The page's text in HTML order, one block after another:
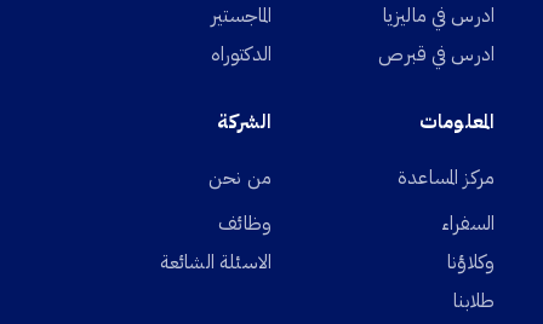
ادرس في ماليزيا
ادرس في قبرص
الماجستير
الدكتوراه
المعلومات
مركز المساعدة
السفراء
وكلاؤنا
طلابنا
الشركة
من نحن
وظائف
الاسئلة الشائعة